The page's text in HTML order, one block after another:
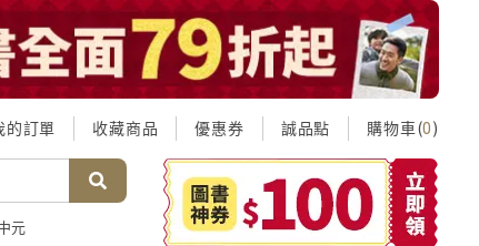
的訂單 收藏商品 優惠券 誠品點 購物車(0)
元